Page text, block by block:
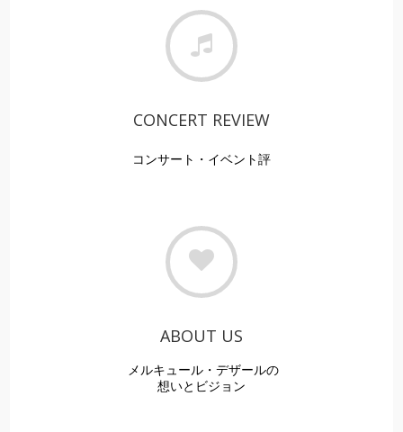
CONCERT REVIEW
コンサート・イベント評
ABOUT US
メルキュール・デザールの
想いとビジョン